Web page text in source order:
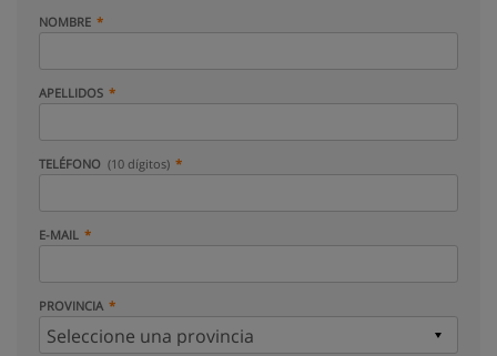
NOMBRE
APELLIDOS
TELÉFONO (10 dígitos)
E-MAIL
PROVINCIA